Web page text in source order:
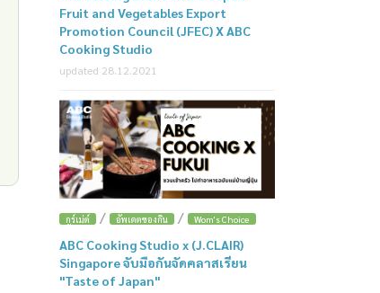
Fruit and Vegetables Export
Promotion Council (JFEC) X ABC
Cooking Studio
updated 28.12.2021
กูร์เม่ต์ / อัพเดตของกิน / Wom's Choice
ABC Cooking Studio x (J.CLAIR)
Singapore จับมือกันจัดคลาสเรียน
"Taste of Japan"